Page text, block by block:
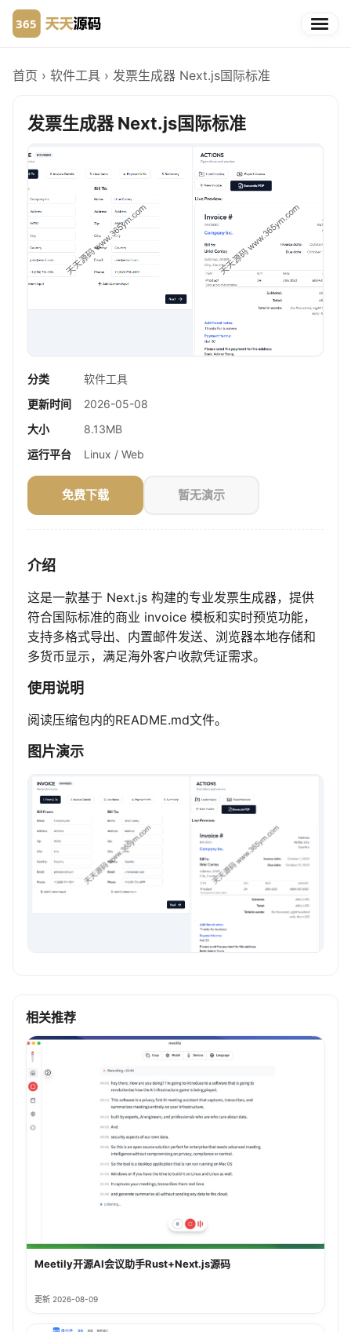
首页 › 软件工具 › 发票生成器 Next.js国际标准
发票生成器 Next.js国际标准
分类
软件工具
更新时间
2026-05-08
大小
8.13MB
运行平台
Linux / Web
免费下载 暂无演示
介绍
这是一款基于 Next.js 构建的专业发票生成器，提供
符合国际标准的商业 invoice 模板和实时预览功能，
支持多格式导出、内置邮件发送、浏览器本地存储和
多货币显示，满足海外客户收款凭证需求。
使用说明
阅读压缩包内的README.md文件。
图片演示
相关推荐
Meetily开源AI会议助手Rust+Next.js源码
更新 2026-08-09